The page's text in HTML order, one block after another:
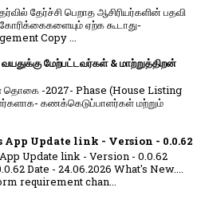
தேர்ச்சி பெறாத ஆசிரியர்களின் பதவி
ஏற்க கூடாது-
Copy ...
மேற்பட்டவர்கள் & மாற்றுத்திறன்
தொகை -2027- Phase (House Listing
கணக்கெடுப்பாளர்கள் மற்றும்
App Update link - Version - 0.0.62
Update link - Version - 0.0.62
Date - 24.06.2026 What's New....
requirement chan...